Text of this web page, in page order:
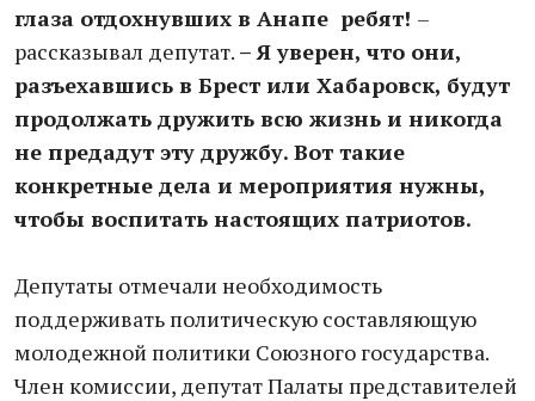
глаза отдохнувших в Анапе ребят! –
рассказывал депутат. – Я уверен, что они,
разъехавшись в Брест или Хабаровск, будут
продолжать дружить всю жизнь и никогда
не предадут эту дружбу. Вот такие
конкретные дела и мероприятия нужны,
чтобы воспитать настоящих патриотов.
Депутаты отмечали необходимость
поддерживать политическую составляющую
молодежной политики Союзного государства.
Член комиссии, депутат Палаты представителей